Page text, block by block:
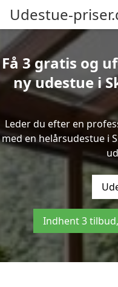
Udestue-
Få 3 gratis og
ny udestue i
Leder du efter en
med en helårsudestue i
Indhent 3